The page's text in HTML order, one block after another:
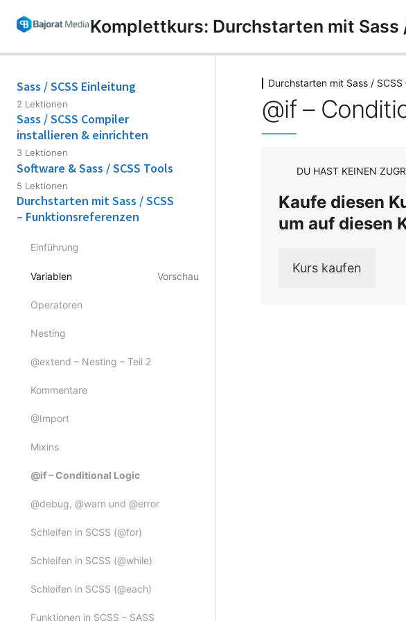
Komplettkurs: Durchstarten mit Sass
Sass / SCSS Einleitung
2 Lektionen
Sass / SCSS Compiler
installieren & einrichten
3 Lektionen
Software & Sass / SCSS Tools
5 Lektionen
Durchstarten mit Sass / SCSS
– Funktionsreferenzen
Einführung
Variablen Vorschau
Operatoren
Nesting
@extend – Nesting – Teil 2
Kommentare
@Import
Mixins
@if – Conditional Logic
@debug, @warn und @error
Schleifen in SCSS (@for)
Schleifen in SCSS (@while)
Schleifen in SCSS (@each)
Funktionen in SCSS – SASS
Durchstarten mit Sass /
@if –
DU HAST KEINEN
Kaufe diesen
um auf diesen
Kurs kaufen